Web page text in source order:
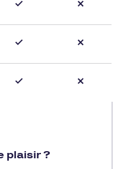
et des espaces
et divertissante.
auront la possibilité
pour accéder à
simplicité. Que ce
plaisir ?